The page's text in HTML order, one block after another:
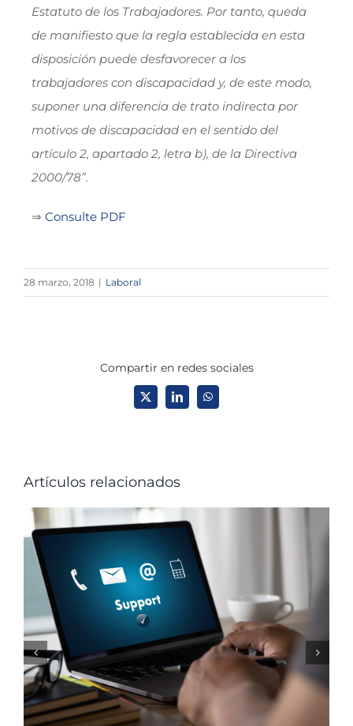
Estatuto de los Trabajadores. Por tanto, queda
de manifiesto que la regla establecida en esta
disposición puede desfavorecer a los
trabajadores con discapacidad y, de este modo,
suponer una diferencia de trato indirecta por
motivos de discapacidad en el sentido del
artículo 2, apartado 2, letra b), de la Directiva
2000/78”.
⇒ Consulte PDF
28 marzo, 2018 | Laboral
Compartir en redes sociales
X LinkedInWhatsApp
Artículos relacionados